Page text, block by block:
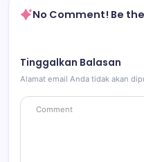
No Comment! Be
Tinggalkan Balasan
Alamat email Anda tidak akan